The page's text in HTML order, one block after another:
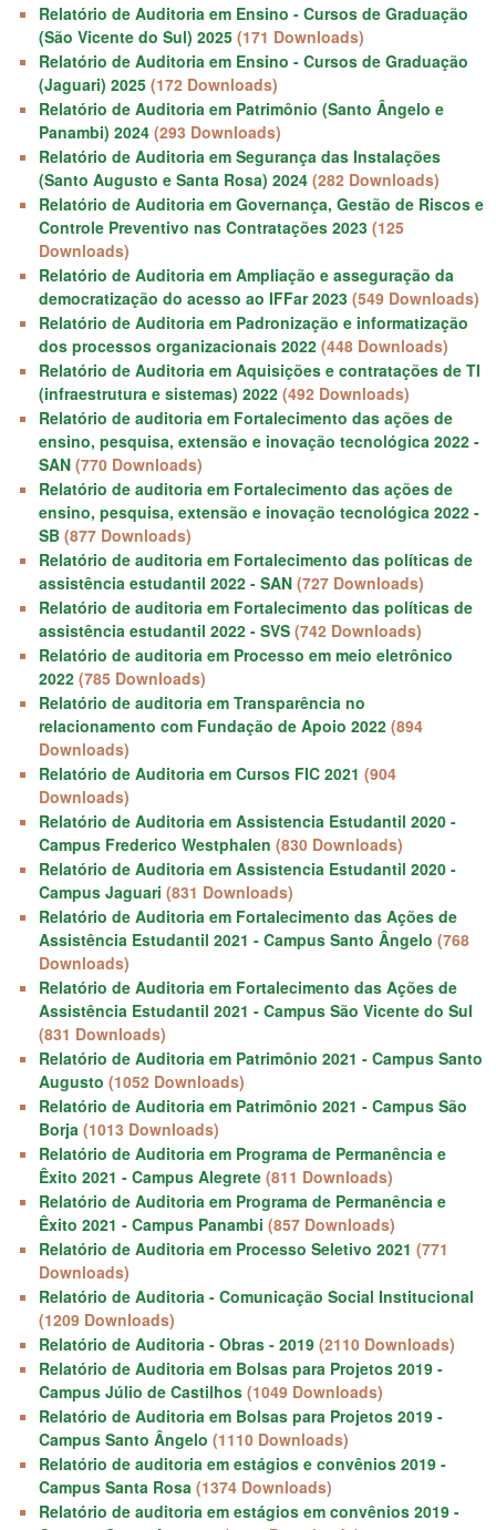
Relatório de Auditoria em Ensino - Cursos de Graduação
(São Vicente do Sul) 2025 (171 Downloads)
Relatório de Auditoria em Ensino - Cursos de Graduação
(Jaguari) 2025 (172 Downloads)
Relatório de Auditoria em Patrimônio (Santo Ângelo e
Panambi) 2024 (293 Downloads)
Relatório de Auditoria em Segurança das Instalações
(Santo Augusto e Santa Rosa) 2024 (282 Downloads)
Relatório de Auditoria em Governança, Gestão de Riscos e
Controle Preventivo nas Contratações 2023 (125
Downloads)
Relatório de Auditoria em Ampliação e asseguração da
democratização do acesso ao IFFar 2023 (549 Downloads)
Relatório de Auditoria em Padronização e informatização
dos processos organizacionais 2022 (448 Downloads)
Relatório de Auditoria em Aquisições e contratações de TI
(infraestrutura e sistemas) 2022 (492 Downloads)
Relatório de auditoria em Fortalecimento das ações de
ensino, pesquisa, extensão e inovação tecnológica 2022 -
SAN (770 Downloads)
Relatório de auditoria em Fortalecimento das ações de
ensino, pesquisa, extensão e inovação tecnológica 2022 -
SB (877 Downloads)
Relatório de auditoria em Fortalecimento das políticas de
assistência estudantil 2022 - SAN (727 Downloads)
Relatório de auditoria em Fortalecimento das políticas de
assistência estudantil 2022 - SVS (742 Downloads)
Relatório de auditoria em Processo em meio eletrônico
2022 (785 Downloads)
Relatório de auditoria em Transparência no
relacionamento com Fundação de Apoio 2022 (894
Downloads)
Relatório de Auditoria em Cursos FIC 2021 (904
Downloads)
Relatório de Auditoria em Assistencia Estudantil 2020 -
Campus Frederico Westphalen (830 Downloads)
Relatório de Auditoria em Assistencia Estudantil 2020 -
Campus Jaguari (831 Downloads)
Relatório de Auditoria em Fortalecimento das Ações de
Assistência Estudantil 2021 - Campus Santo Ângelo (768
Downloads)
Relatório de Auditoria em Fortalecimento das Ações de
Assistência Estudantil 2021 - Campus São Vicente do Sul
(831 Downloads)
Relatório de Auditoria em Patrimônio 2021 - Campus Santo
Augusto (1052 Downloads)
Relatório de Auditoria em Patrimônio 2021 - Campus São
Borja (1013 Downloads)
Relatório de Auditoria em Programa de Permanência e
Êxito 2021 - Campus Alegrete (811 Downloads)
Relatório de Auditoria em Programa de Permanência e
Êxito 2021 - Campus Panambi (857 Downloads)
Relatório de Auditoria em Processo Seletivo 2021 (771
Downloads)
Relatório de Auditoria - Comunicação Social Institucional
(1209 Downloads)
Relatório de Auditoria - Obras - 2019 (2110 Downloads)
Relatório de Auditoria em Bolsas para Projetos 2019 -
Campus Júlio de Castilhos (1049 Downloads)
Relatório de Auditoria em Bolsas para Projetos 2019 -
Campus Santo Ângelo (1110 Downloads)
Relatório de auditoria em estágios e convênios 2019 -
Campus Santa Rosa (1374 Downloads)
Relatório de auditoria em estágios em convênios 2019 -